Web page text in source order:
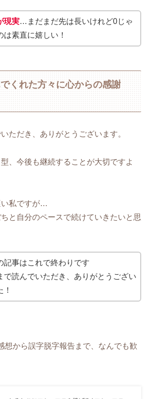
現実…まだまだ先は長いけれど0じゃ
は素直に嬉しい！
くれた方々に心からの感謝
ただき、ありがとうございます。
、今後も継続することが大切ですよ
い私ですが…
と自分のペースで続けていきたいと思
記事はこれで終わりです
で読んでいただき、ありがとうござい
！
想から誤字脱字報告まで、なんでも歓